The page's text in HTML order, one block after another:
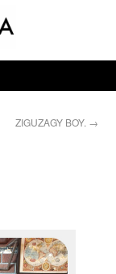
ZIGUZAGY BOY. →